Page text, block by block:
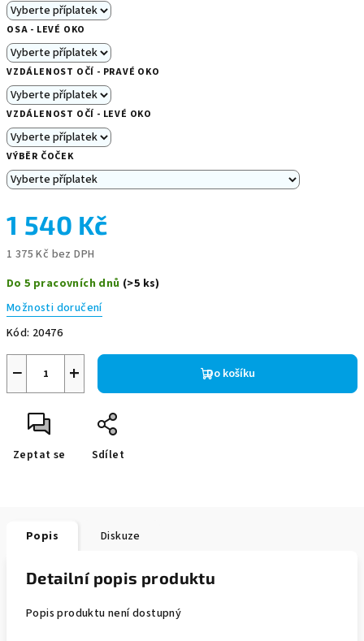
OSA - LEVÉ OKO
VZDÁLENOST OČÍ - PRAVÉ OKO
VZDÁLENOST OČÍ - LEVÉ OKO
VÝBĚR ČOČEK
1 540 Kč
1 375 Kč bez DPH
cena:
Do 5 pracovních dnů (>5 ks)
Možnosti doručení
Kód: 20476
+
− Do košíku
Zeptat se Sdílet
Popis Diskuze
Detailní popis produktu
Popis produktu není dostupný